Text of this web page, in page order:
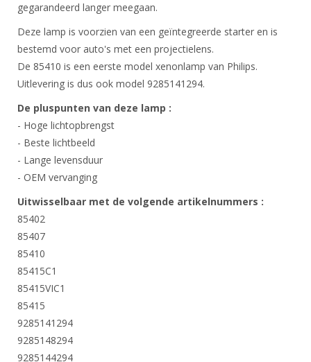
gegarandeerd langer meegaan.
Deze lamp is voorzien van een geïntegreerde starter en is
bestemd voor auto's met een projectielens.
De 85410 is een eerste model xenonlamp van Philips.
Uitlevering is dus ook model 9285141294.
De pluspunten van deze lamp :
- Hoge lichtopbrengst
- Beste lichtbeeld
- Lange levensduur
- OEM vervanging
Uitwisselbaar met de volgende artikelnummers :
85402
85407
85410
85415C1
85415VIC1
85415
9285141294
9285148294
9285144294